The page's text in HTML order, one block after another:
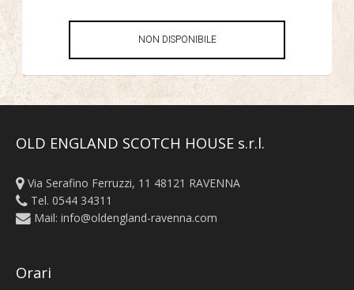
NON DISPONIBILE
OLD ENGLAND SCOTCH HOUSE s.r.l.
Via Serafino Ferruzzi, 11 48121 RAVENNA
Tel. 0544 34311
Mail: info@oldengland-ravenna.com
Orari